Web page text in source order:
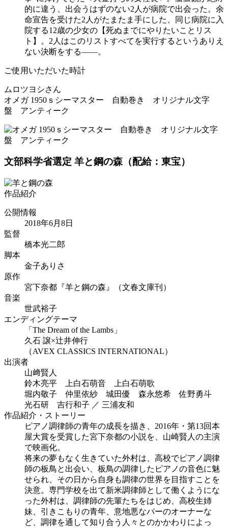
的に違う、出会うはずのない2人が病院で出会った。余
命宣告を受けた2人がたまたま手にした、同じ病院に入
院する12歳の少女の【死ぬまでにやりたいことリス
ト】。2人はこのリストすべてを実行するというありえ
ない決断をする――。
ご使用いただいた時計
ムロツヨシさん
オメガ 1950ｓシーマスター 自動巻き オリジナル文字
盤 アンティーク
文部科学省選定 羊と鋼の森（配給：東宝）
作品紹介
公開情報
2018年6月8日
監督
橋本光二郎
脚本
金子ありさ
原作
宮下奈都『羊と鋼の森』（文春文庫刊）
音楽
世武裕子
エンディングテーマ
「The Dream of the Lambs」
久石 譲×辻井伸行
（AVEX CLASSICS INTERNATIONAL）
出演者
山﨑賢人
鈴木亮平 上白石萌音 上白石萌歌
堀内敬子 仲里依紗 城田優 森永悠希 佐野勇斗
光石研 吉行和子 ／ 三浦友和
作品紹介・ストーリー
ピアノ調律師の青年の成長を描き、2016年・第13回本
屋大賞を受賞した宮下奈都の小説を、山崎賢人の主演
で映画化。
将来の夢もなく生きていた外村は、高校でピアノ調律
師の板鳥と出会い、板鳥の調律したピアノの音色に魅
せられ、その日から自身も調律の世界を目指すことを
決意。専門学校を出て新米調律師として働くようにな
った外村は、調律師の先輩たちをはじめ、高校生姉
妹、引きこもりの青年、意地悪なバーのオーナーな
ど、調律を通して知り合う人々とのかかわりによっ